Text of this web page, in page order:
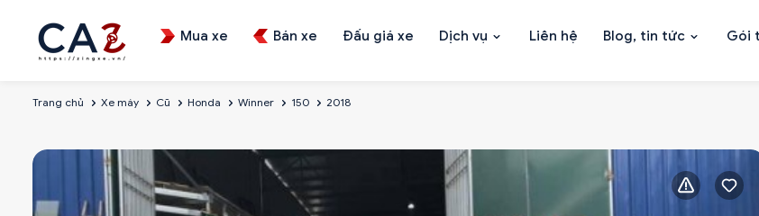
Mua xe Bán xe Đấu giá xe Dịch vụ Liên hệ Blog, tin tức Gói
Trang chủ Xe máy Cũ Honda Winner 150 2018